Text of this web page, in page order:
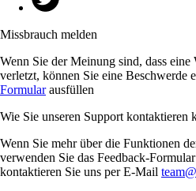
Missbrauch melden
Wenn Sie der Meinung sind, dass
verletzt, können Sie eine Beschwerde
Formularausfüllen
Wie Sie unseren Support kontaktieren
Wenn Sie mehr über die Funktionen
verwenden Sie das Feedback-
kontaktieren Sie uns per E-Mail